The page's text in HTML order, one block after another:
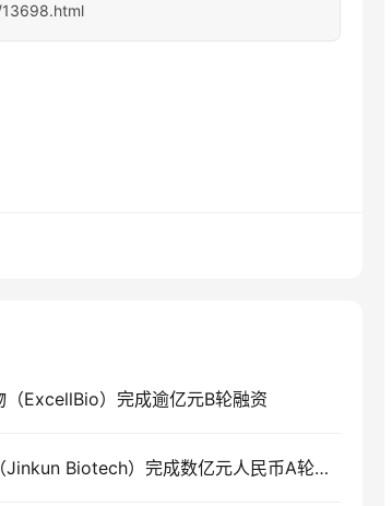
（ExcellBio）完成逾亿元B轮融资
金坤生物（Jinkun Biotech）完成数亿元人民币A轮融资